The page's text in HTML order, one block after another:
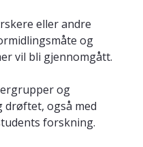
eller andre
og
vil bli gjennomgått.
og
også med
forskning.